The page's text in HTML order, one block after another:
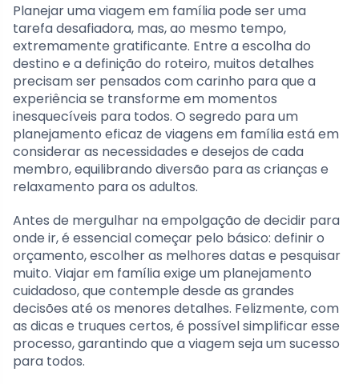
Planejar uma viagem em família pode ser uma
tarefa desafiadora, mas, ao mesmo tempo,
extremamente gratificante. Entre a escolha do
destino e a definição do roteiro, muitos detalhes
precisam ser pensados com carinho para que a
experiência se transforme em momentos
inesquecíveis para todos. O segredo para um
planejamento eficaz de viagens em família está em
considerar as necessidades e desejos de cada
membro, equilibrando diversão para as crianças e
relaxamento para os adultos.
Antes de mergulhar na empolgação de decidir para
onde ir, é essencial começar pelo básico: definir o
orçamento, escolher as melhores datas e pesquisar
muito. Viajar em família exige um planejamento
cuidadoso, que contemple desde as grandes
decisões até os menores detalhes. Felizmente, com
as dicas e truques certos, é possível simplificar esse
processo, garantindo que a viagem seja um sucesso
para todos.